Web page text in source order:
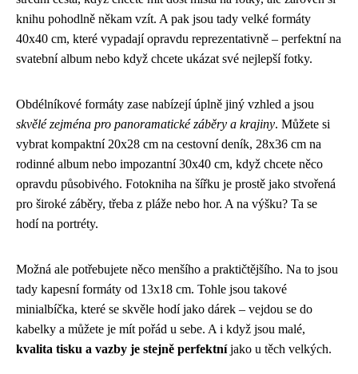
knihu pohodlně někam vzít. A pak jsou tady velké formáty
40x40 cm, které vypadají opravdu reprezentativně – perfektní na
svatební album nebo když chcete ukázat své nejlepší fotky.
Obdélníkové formáty zase nabízejí úplně jiný vzhled a jsou
skvělé zejména pro panoramatické záběry a krajiny. Můžete si
vybrat kompaktní 20x28 cm na cestovní deník, 28x36 cm na
rodinné album nebo impozantní 30x40 cm, když chcete něco
opravdu působivého. Fotokniha na šířku je prostě jako stvořená
pro široké záběry, třeba z pláže nebo hor. A na výšku? Ta se
hodí na portréty.
Možná ale potřebujete něco menšího a praktičtějšího. Na to jsou
tady kapesní formáty od 13x18 cm. Tohle jsou takové
minialbíčka, které se skvěle hodí jako dárek – vejdou se do
kabelky a můžete je mít pořád u sebe. A i když jsou malé,
kvalita tisku a vazby je stejně perfektníjako u těch velkých.